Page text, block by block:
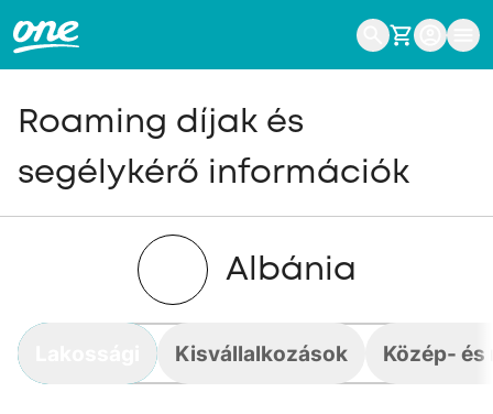
Roaming díjak és
segélykérő információk
Albánia
Kisvállalkozások Közép-